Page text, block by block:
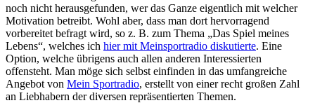
noch nicht herausgefunden, wer das Ganze eigentlich mit welcher
Motivation betreibt. Wohl aber, dass man dort hervorragend
vorbereitet befragt wird, so z. B. zum Thema „Das Spiel meines
Lebens“, welches ich hier mit Meinsportradio diskutierte. Eine
Option, welche übrigens auch allen anderen Interessierten
offensteht. Man möge sich selbst einfinden in das umfangreiche
Angebot von Mein Sportradio, erstellt von einer recht großen Zahl
an Liebhabern der diversen repräsentierten Themen.